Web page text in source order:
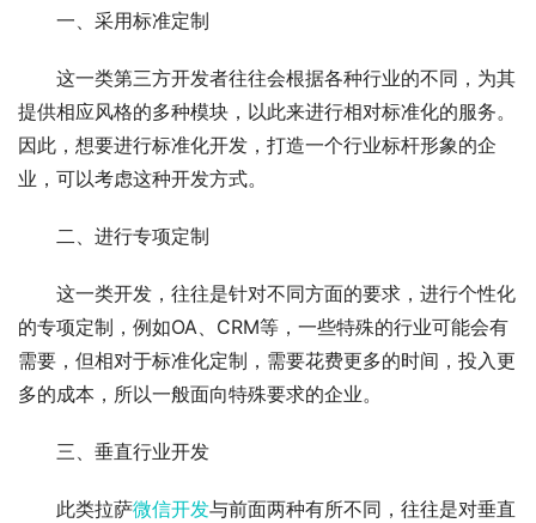
一、采用标准定制
这一类第三方开发者往往会根据各种行业的不同，为其
提供相应风格的多种模块，以此来进行相对标准化的服务。
因此，想要进行标准化开发，打造一个行业标杆形象的企
业，可以考虑这种开发方式。
二、进行专项定制
这一类开发，往往是针对不同方面的要求，进行个性化
的专项定制，例如OA、CRM等，一些特殊的行业可能会有
需要，但相对于标准化定制，需要花费更多的时间，投入更
多的成本，所以一般面向特殊要求的企业。
三、垂直行业开发
此类拉萨微信开发与前面两种有所不同，往往是对垂直